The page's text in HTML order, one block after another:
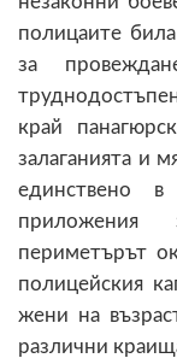
полицаите
за
край
залаганията и
единствено
периметърът
полицейския
жени на
различни